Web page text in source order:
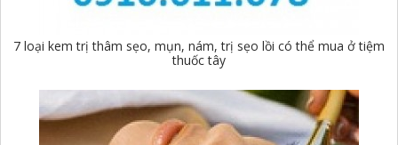
7 loại kem trị thâm sẹo, mụn, nám, trị sẹo lồi có thể mua ở tiệm
thuốc tây